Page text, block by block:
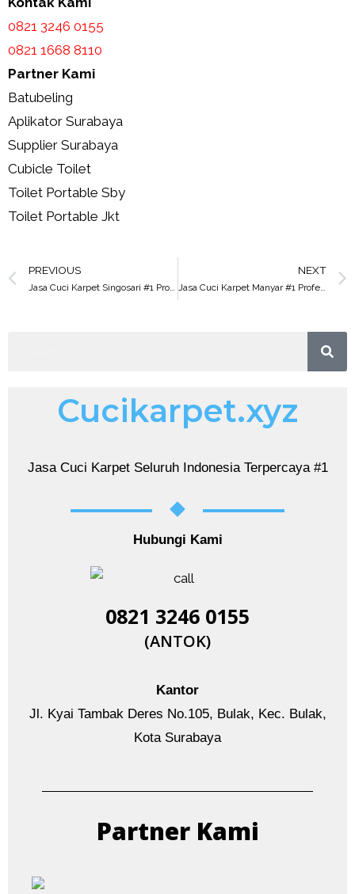
0821 3246 0155​
0821 1668 8110
Partner Kami
Batubeling
Aplikator Surabaya
Supplier Surabaya
Cubicle Toilet
Toilet Portable Sby
Toilet Portable Jkt
PREVIOUS
Jasa Cuci Karpet Singosari #1 Profesional
NEXT
Jasa Cuci Karpet Manyar #1 Profesional
Cucikarpet.xyz
Jasa Cuci Karpet Seluruh Indonesia Terpercaya #1
Hubungi Kami
0821 3246 0155​
(ANTOK)
Kantor
Jl. Kyai Tambak Deres No.105, Bulak, Kec. Bulak,
Kota Surabaya
Partner Kami